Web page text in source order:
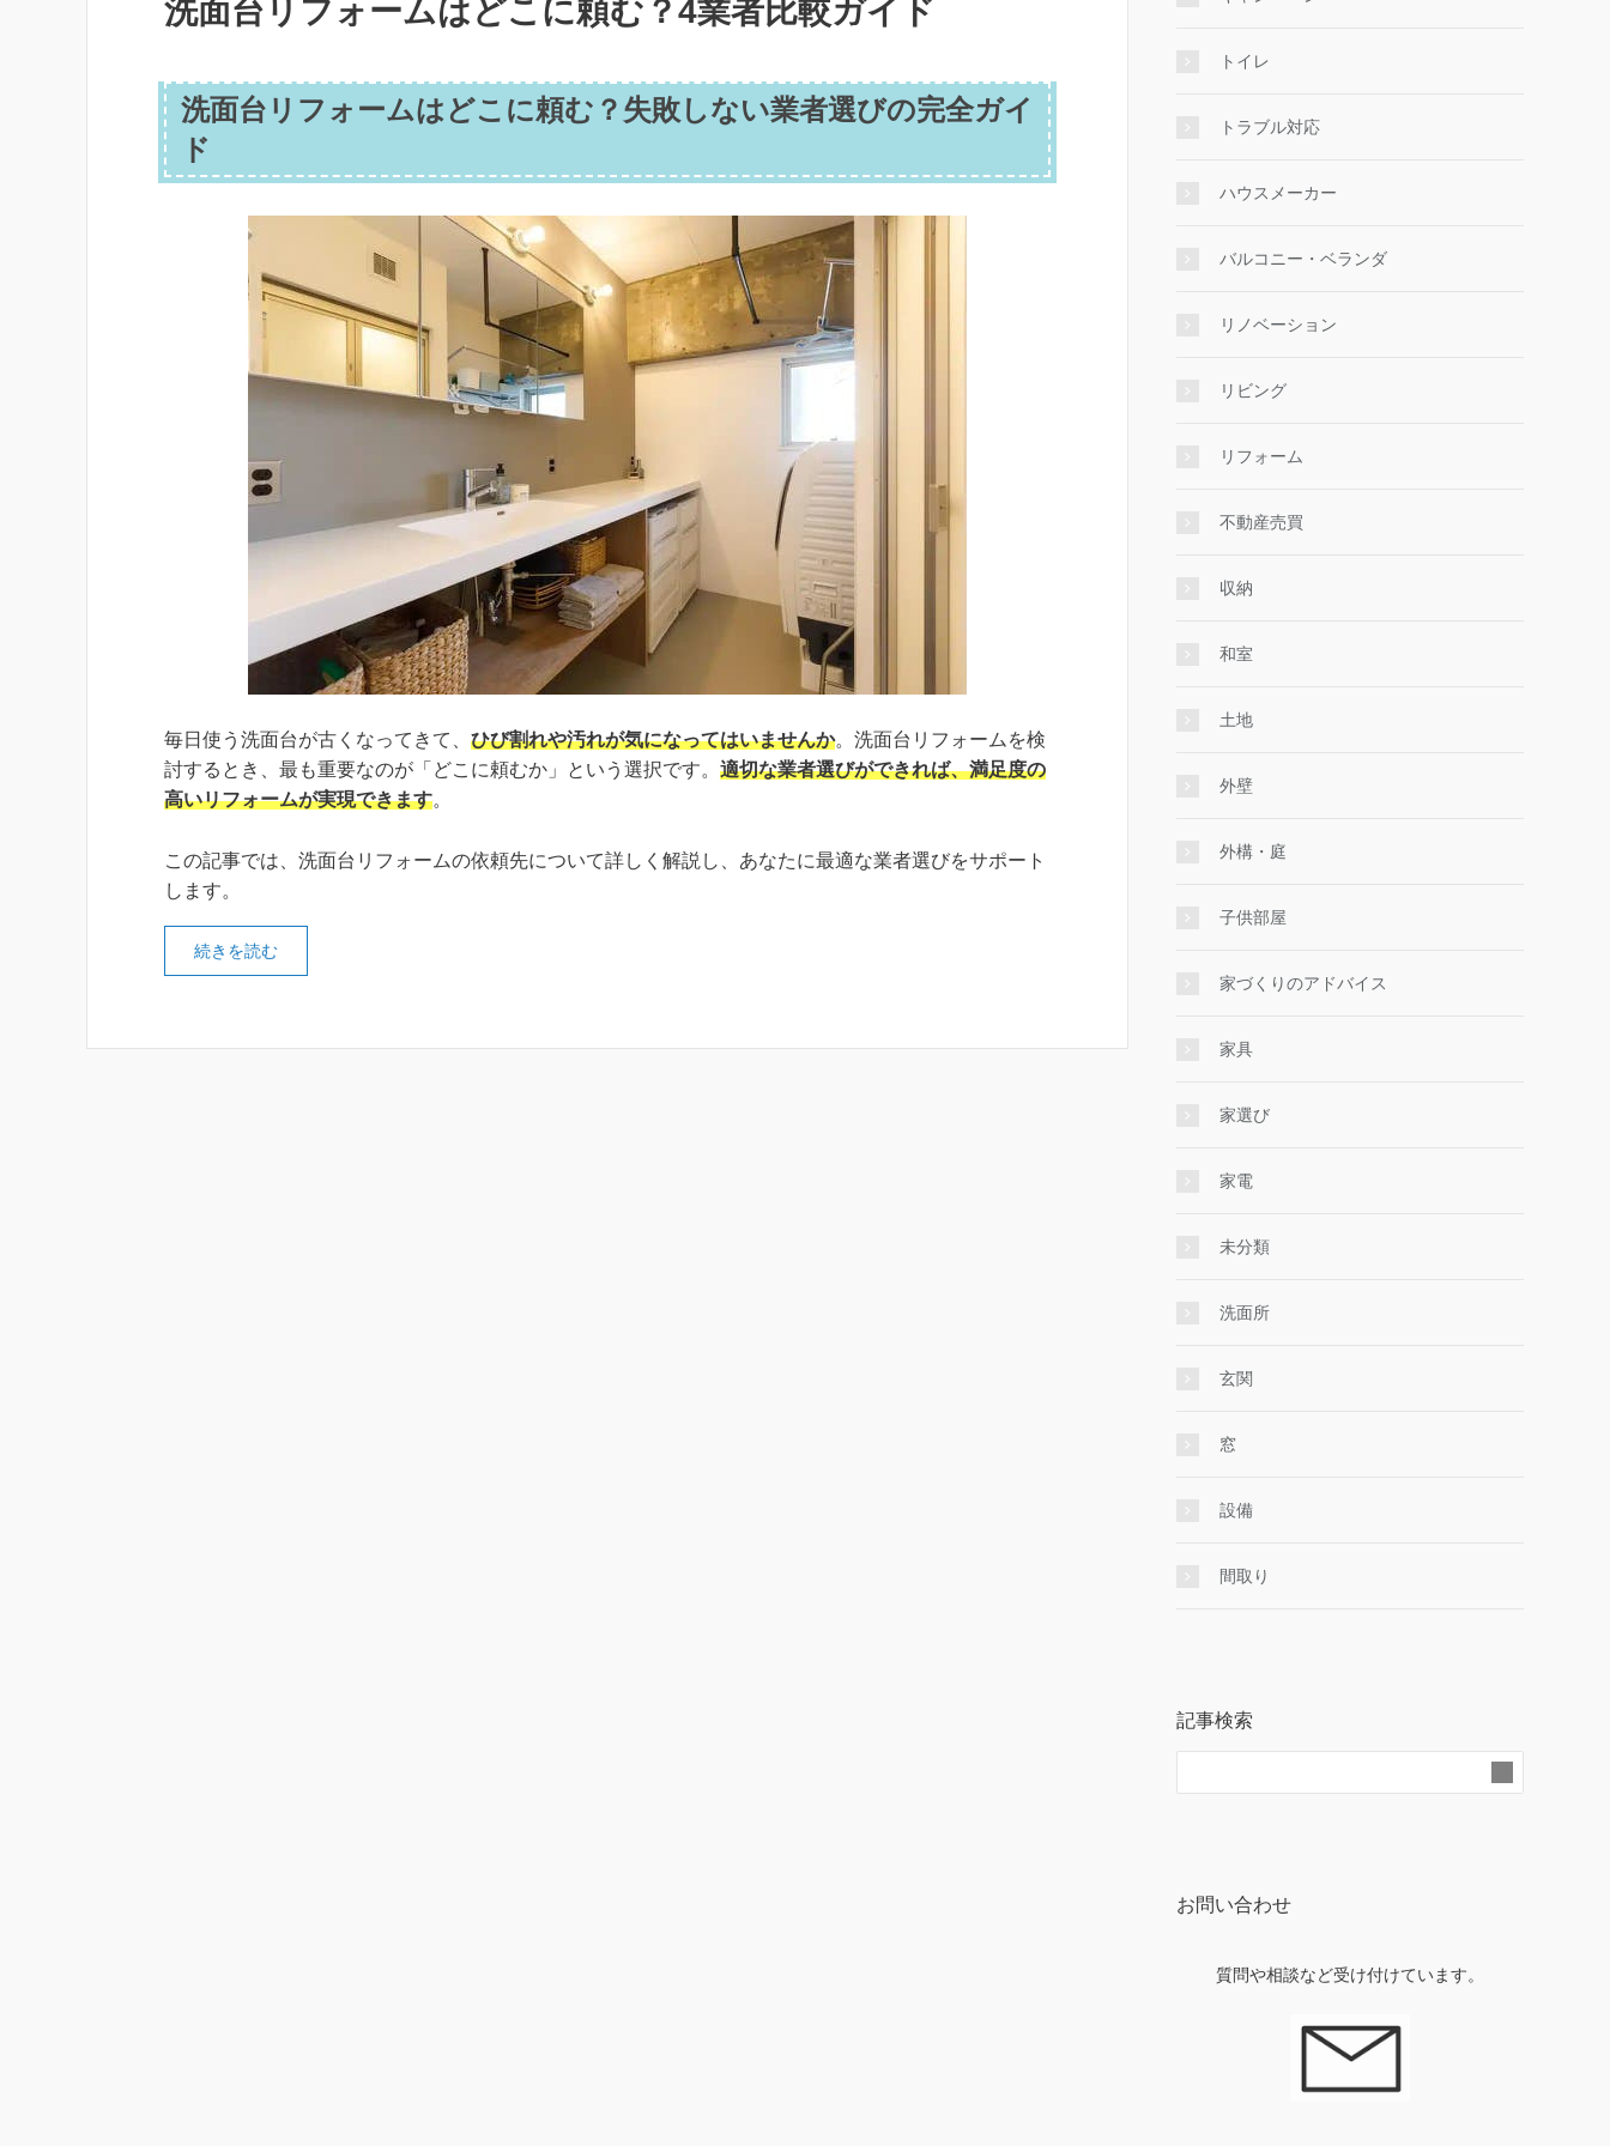
洗面台リフォームはどこに頼む？4業者比較ガイド
洗面台リフォームはどこに頼む？失敗しない業者選びの完全ガイ
ド
毎日使う洗面台が古くなってきて、 ひび割れや汚れが気になってはいませんか。洗面台リフォームを検
討するとき、最も重要なのが「どこに頼むか」という選択です。 適切な業者選びができれば、満足度の
高いリフォームが実現できます。
この記事では、洗面台リフォームの依頼先について詳しく解説し、あなたに最適な業者選びをサポート
します。
続きを読む
トイレ
トラブル対応
ハウスメーカー
バルコニー・ベランダ
リノベーション
リビング
リフォーム
不動産売買
収納
和室
土地
外壁
外構・庭
子供部屋
家づくりのアドバイス
家具
家選び
家電
未分類
洗面所
玄関
窓
設備
間取り
記事検索
お問い合わせ
質問や相談など受け付けています。